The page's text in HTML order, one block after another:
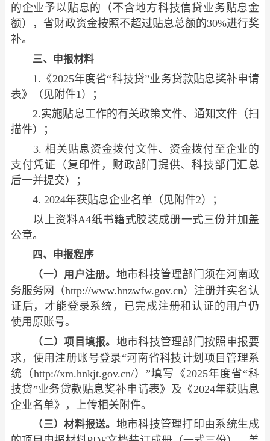
的企业予以贴息的（不含地方科技信贷业务贴息金
额），省财政资金按照不超过贴息总额的30%进行奖
补。
三、申报材料
1.《2025年度省“科技贷”业务贷款贴息奖补申请
表》（见附件1）；
2.实施贴息工作的有关政策文件、通知文件（扫
描件）；
3. 相关贴息资金拨付文件、资金拨付至企业的
支付凭证（复印件，财政部门提供、科技部门汇总
后一并提交）；
4. 2024年获贴息企业名单（见附件2）；
以上资料A4纸书籍式胶装成册一式三份并加盖
公章。
四、申报程序
（一）用户注册。 地市科技管理部门须在河南政
务服务网（http://www.hnzwfw.gov.cn）注册并实名认
证后，才能登录系统，已完成注册和认证的用户仍
使用原账号。
（二）项目填报。 地市科技管理部门按照申报要
求，使用注册账号登录“河南省科技计划项目管理系
统（http://xm.hnkjt.gov.cn/）”填写《2025年度省“科
技贷”业务贷款贴息奖补申请表》及《2024年获贴息
企业名单》，上传相关附件。
（三）材料报送。 地市科技管理打印由系统生成